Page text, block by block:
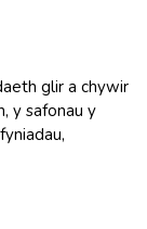
glir a chywir
y safonau y